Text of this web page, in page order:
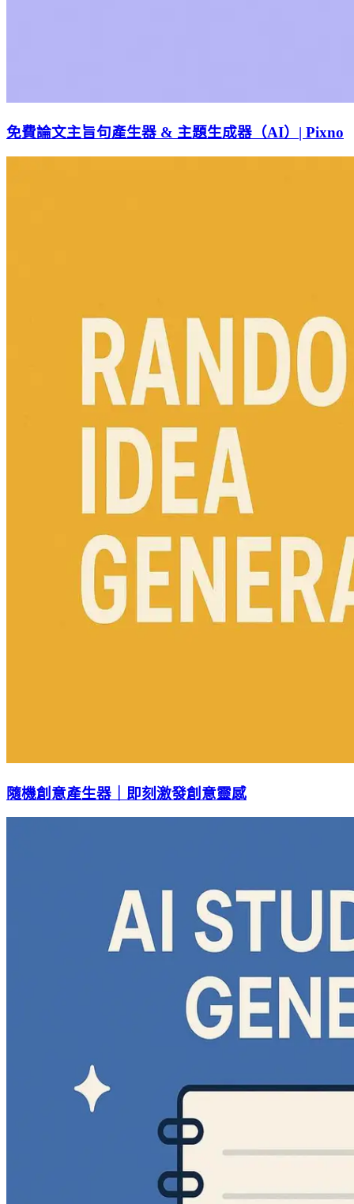
免費論文主旨句產生器 & 主題生成器（AI）| Pixno
隨機創意產生器｜即刻激發創意靈感